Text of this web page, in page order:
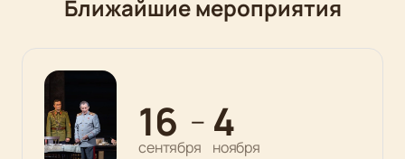
Ближайшие мероприятия
16
сентября
— 4
ноября